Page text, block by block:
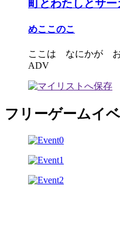
町とわたしとサー
めここのこ
ここは なにかが
ADV
フリーゲームイ